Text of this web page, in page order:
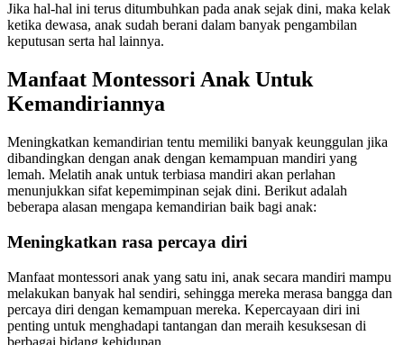
Jika hal-hal ini terus ditumbuhkan pada anak sejak dini, maka kelak
ketika dewasa, anak sudah berani dalam banyak pengambilan
keputusan serta hal lainnya.
Manfaat Montessori Anak Untuk
Kemandiriannya
Meningkatkan kemandirian tentu memiliki banyak keunggulan jika
dibandingkan dengan anak dengan kemampuan mandiri yang
lemah. Melatih anak untuk terbiasa mandiri akan perlahan
menunjukkan sifat kepemimpinan sejak dini. Berikut adalah
beberapa alasan mengapa kemandirian baik bagi anak:
Meningkatkan rasa percaya diri
Manfaat montessori anak yang satu ini, anak secara mandiri mampu
melakukan banyak hal sendiri, sehingga mereka merasa bangga dan
percaya diri dengan kemampuan mereka. Kepercayaan diri ini
penting untuk menghadapi tantangan dan meraih kesuksesan di
berbagai bidang kehidupan.